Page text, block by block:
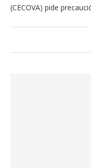
(CECOVA) pide